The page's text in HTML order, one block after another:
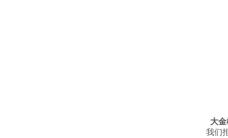
大金機械
我们拒绝使